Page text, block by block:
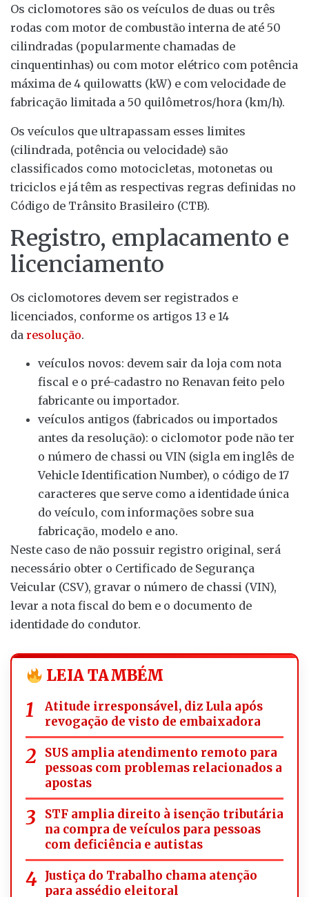
Os ciclomotores são os veículos de duas ou três
rodas com motor de combustão interna de até 50
cilindradas (popularmente chamadas de
cinquentinhas) ou com motor elétrico com potência
máxima de 4 quilowatts (kW) e com velocidade de
fabricação limitada a 50 quilômetros/hora (km/h).
Os veículos que ultrapassam esses limites
(cilindrada, potência ou velocidade) são
classificados como motocicletas, motonetas ou
triciclos e já têm as respectivas regras definidas no
Código de Trânsito Brasileiro (CTB).
Registro, emplacamento e
licenciamento
Os ciclomotores devem ser registrados e
licenciados, conforme os artigos 13 e 14
da resolução.
veículos novos: devem sair da loja com nota
fiscal e o pré-cadastro no Renavan feito pelo
fabricante ou importador.
veículos antigos (fabricados ou importados
antes da resolução): o ciclomotor pode não ter
o número de chassi ou VIN (sigla em inglês de
Vehicle Identification Number), o código de 17
caracteres que serve como a identidade única
do veículo, com informações sobre sua
fabricação, modelo e ano.
Neste caso de não possuir registro original, será
necessário obter o Certificado de Segurança
Veicular (CSV), gravar o número de chassi (VIN),
levar a nota fiscal do bem e o documento de
identidade do condutor.
LEIA TAMBÉM
Atitude irresponsável, diz Lula após
revogação de visto de embaixadora
SUS amplia atendimento remoto para
pessoas com problemas relacionados a
apostas
STF amplia direito à isenção tributária
na compra de veículos para pessoas
com deficiência e autistas
Justiça do Trabalho chama atenção
para assédio eleitoral